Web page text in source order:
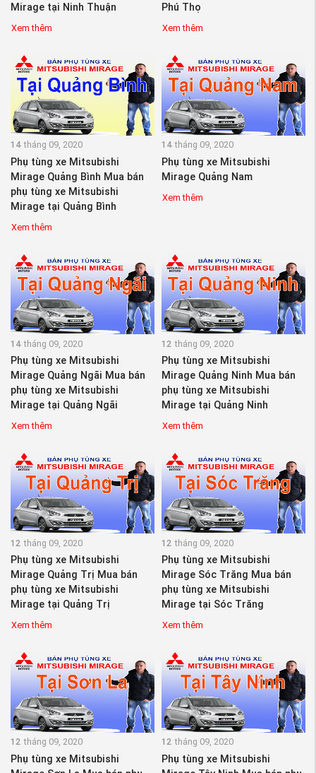
Mirage tại Ninh Thuận
Xem thêm
Phú Thọ
Xem thêm
14 tháng 09, 2020
Phụ tùng xe Mitsubishi
Mirage Quảng Bình Mua bán
phụ tùng xe Mitsubishi
Mirage tại Quảng Bình
Xem thêm
14 tháng 09, 2020
Phụ tùng xe Mitsubishi
Mirage Quảng Nam
Xem thêm
14 tháng 09, 2020
Phụ tùng xe Mitsubishi
Mirage Quảng Ngãi Mua bán
phụ tùng xe Mitsubishi
Mirage tại Quảng Ngãi
Xem thêm
12 tháng 09, 2020
Phụ tùng xe Mitsubishi
Mirage Quảng Ninh Mua bán
phụ tùng xe Mitsubishi
Mirage tại Quảng Ninh
Xem thêm
12 tháng 09, 2020
Phụ tùng xe Mitsubishi
Mirage Quảng Trị Mua bán
phụ tùng xe Mitsubishi
Mirage tại Quảng Trị
Xem thêm
12 tháng 09, 2020
Phụ tùng xe Mitsubishi
Mirage Sóc Trăng Mua bán
phụ tùng xe Mitsubishi
Mirage tại Sóc Trăng
Xem thêm
12 tháng 09, 2020
Phụ tùng xe Mitsubishi
12 tháng 09, 2020
Phụ tùng xe Mitsubishi